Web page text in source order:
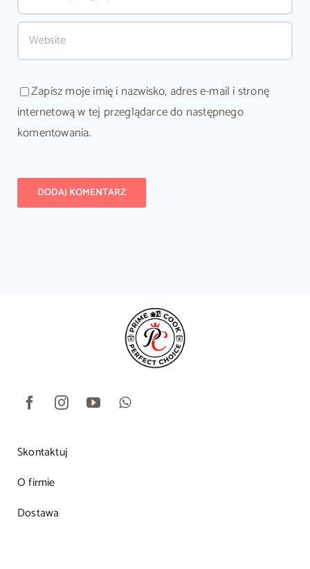
Zapisz moje imię i nazwisko, adres e-mail i stronę
internetową w tej przeglądarce do następnego
komentowania.
Skontaktuj
O firmie
Dostawa